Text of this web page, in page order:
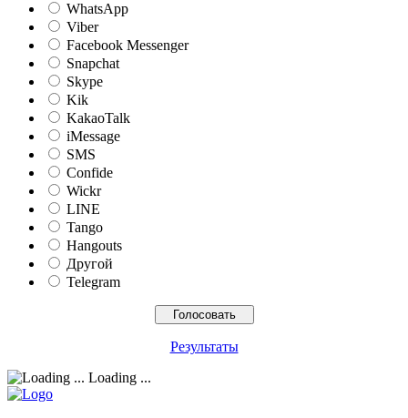
WhatsApp
Viber
Facebook Messenger
Snapchat
Skype
Kik
KakaoTalk
iMessage
SMS
Confide
Wickr
LINE
Tango
Hangouts
Другой
Telegram
Результаты
Loading ...